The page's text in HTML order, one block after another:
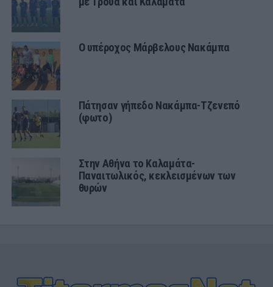
Ο υπέροχος Μάρβελους Νακάμπα
Πάτησαν γήπεδο Νακάμπα-Τζενεπό
(φωτο)
Στην Αθήνα το Καλαμάτα-
Παναιτωλικός, κεκλεισμένων των
θυρών